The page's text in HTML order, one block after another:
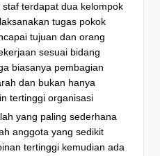
terdapat dua kelompok
tugas pokok
tujuan dan orang
sesuai bidang
biasanya pembagian
dan bukan hanya
tertinggi organisasi
yang paling sederhana
anggota yang sedikit
tertinggi kemudian ada